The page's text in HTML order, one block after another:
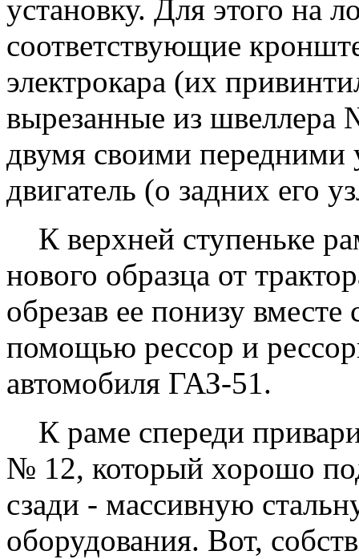
установку. Для этого на
соответствующие
электрокара (их
вырезанные из швеллера
двумя своими передними
двигатель (о задних его
К верхней ступеньке
нового образца от
обрезав ее понизу
помощью рессор и
автомобиля ГАЗ-51.
К раме спереди
№ 12, который хорошо
сзади - массивную
оборудования. Вот,